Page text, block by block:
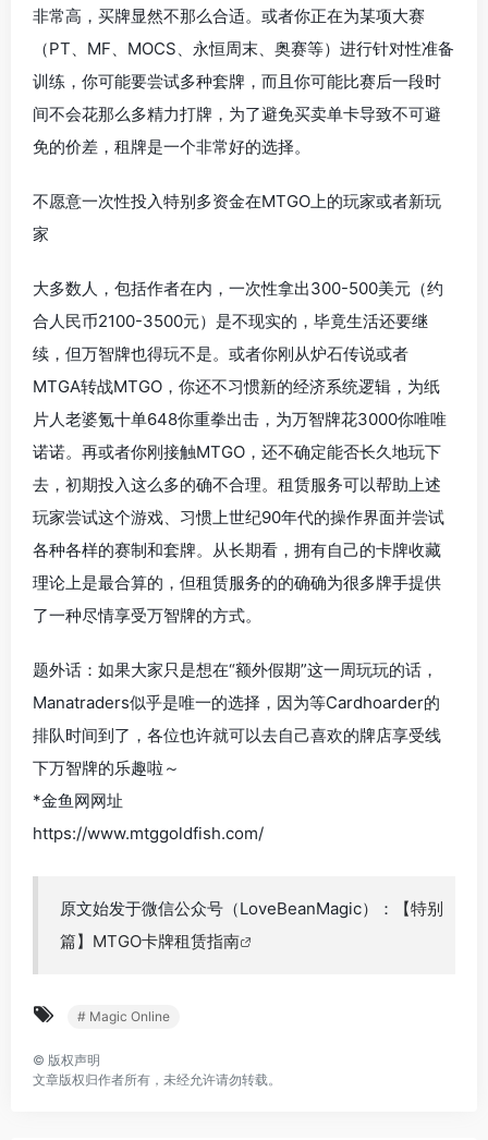
非常高，买牌显然不那么合适。或者你正在为某项大赛
（PT、MF、MOCS、永恒周末、奥赛等）进行针对性准备
训练，你可能要尝试多种套牌，而且你可能比赛后一段时
间不会花那么多精力打牌，为了避免买卖单卡导致不可避
免的价差，租牌是一个非常好的选择。
不愿意一次性投入特别多资金在MTGO上的玩家或者新玩
家
大多数人，包括作者在内，一次性拿出300-500美元（约
合人民币2100-3500元）是不现实的，毕竟生活还要继
续，但万智牌也得玩不是。或者你刚从炉石传说或者
MTGA转战MTGO，你还不习惯新的经济系统逻辑，为纸
片人老婆氪十单648你重拳出击，为万智牌花3000你唯唯
诺诺。再或者你刚接触MTGO，还不确定能否长久地玩下
去，初期投入这么多的确不合理。租赁服务可以帮助上述
玩家尝试这个游戏、习惯上世纪90年代的操作界面并尝试
各种各样的赛制和套牌。从长期看，拥有自己的卡牌收藏
理论上是最合算的，但租赁服务的的确确为很多牌手提供
了一种尽情享受万智牌的方式。
题外话：如果大家只是想在“额外假期”这一周玩玩的话，
Manatraders似乎是唯一的选择，因为等Cardhoarder的
排队时间到了，各位也许就可以去自己喜欢的牌店享受线
下万智牌的乐趣啦～
*金鱼网网址
https://www.mtggoldfish.com/
原文始发于微信公众号（LoveBeanMagic）：
【特别
篇】MTGO卡牌租赁指南
# Magic Online
© 版权声明
文章版权归作者所有，未经允许请勿转载。